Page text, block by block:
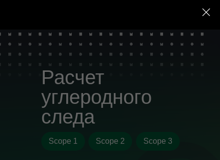
Расчет
углеродного
следа
Scope 1 Scope 2 Scope 3